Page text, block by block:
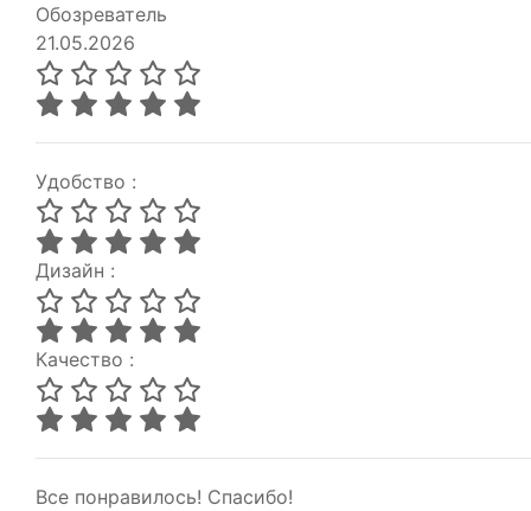
Обозреватель
21.05.2026
Удобство :
Дизайн :
Качество :
Все понравилось! Спасибо!